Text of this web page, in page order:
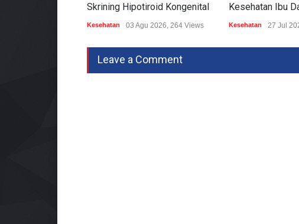
Skrining Hipotiroid Kongenital
Kesehatan 03 Agu 2026, 264 Views
Kesehatan Ibu
Kesehatan 27 Jul
Leave a Comment